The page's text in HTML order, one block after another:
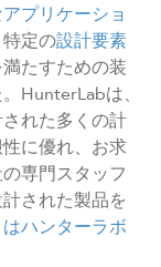
プリケーショ
定の設計要素
たすための装
HunterLabは、
れた多くの計
に優れ、お求
専門スタッフ
された製品を
ハンターラボ